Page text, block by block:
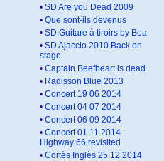
• SD Are you Dead 2009
• Que sont-ils devenus
• SD Guitare à tiroirs by Bea
• SD Ajaccio 2010 Back on
stage
• Captain Beefheart is dead
• Radisson Blue 2013
• Concert 19 06 2014
• Concert 04 07 2014
• Concert 06 09 2014
• Concert 01 11 2014 :
Highway 66 revisited
• Cortès Inglès 25 12 2014